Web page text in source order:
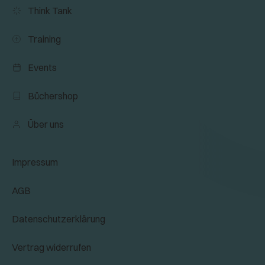
Think Tank
Training
Events
Büchershop
Über uns
Impressum
AGB
Datenschutzerklärung
Vertrag widerrufen